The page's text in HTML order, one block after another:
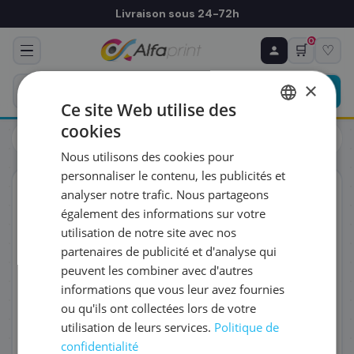
Livraison sous 24-72h
🛒
0
♡
Cartouches
HP
ORIGINAL
♻ COMMANDE RÉCURRENTE
Prévoyez & économisez
Programmez votre prochain achat — notre équipe
vous prépare un devis personnalisé
RÉFÉRENCE DU PRODUIT
FRÉQUENCE
QUANTITÉ PAR LIVRAISON
DATE DE PREMIÈRE LIVRAISON SOUHAITÉE
×
Ce site Web utilise des
cookies
Nous utilisons des cookies pour
personnaliser le contenu, les publicités et
analyser notre trafic. Nous partageons
également des informations sur votre
utilisation de notre site avec nos
partenaires de publicité et d'analyse qui
peuvent les combiner avec d'autres
informations que vous leur avez fournies
ou qu'ils ont collectées lors de votre
utilisation de leurs services. Politique de
confidentialité